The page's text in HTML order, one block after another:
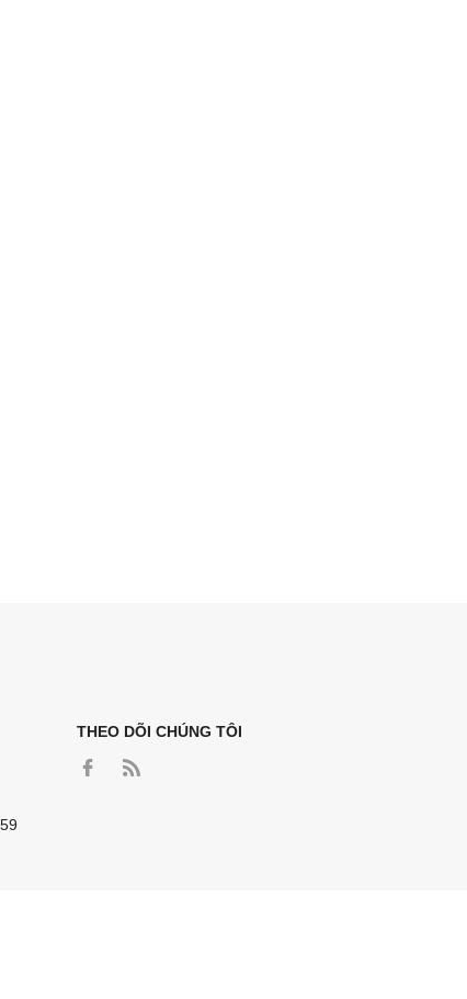
THEO DÕI CHÚNG TÔI